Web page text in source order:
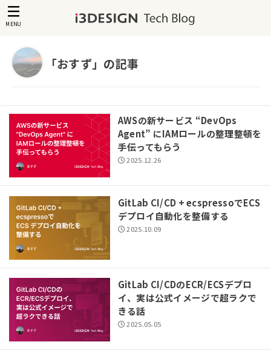
MENU
「おすず」の記事
AWSの新サービス “DevOps
Agent” にIAMロールの整理整頓を
手伝ってもらう
2025.12.26
GitLab CI/CD + ecspressoでECS
デプロイ自動化を整備する
2025.10.09
GitLab CI/CDのECR/ECSデプロ
イ、実は公式イメージで超ラクで
きる話
2025.05.05